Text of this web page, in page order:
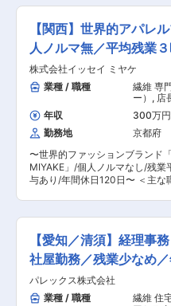
STRAWBERRY-FIELDS ・
FIELDS ・UNIVERVAL MUSE
https://strawberry-fieldsofficial.com/ ■
力 ・SNSの反応や売上数字を通
実感できる ・企画から実行まで
組める ・ブランド発信と店舗集
務体制の中で、SNS×EC領域の
として期待されています。 ■働き方 ・本社勤務
を基本とし、店舗とも密に連携
に縛られない柔軟な運用 ・実務
用スキルも習得可能 ■キャリアパス SNS・ECの
運用担当として経験を積み、将
ンを目指せます。 ■企業魅力 自社ブランドの世
界観を大切にし、店舗と本社が
範囲：会社の定める業務
ズや嗜好を引き出しお客さまの
イッセイ ミヤケの価値に共感し
購入に繋げています。 ・着用
段とは違う自分に出会ってもら
図や技術を伝えたり、コーディ
て使用場面や用途を広げていま
った商品の発注 ・自店舗のお客
シーズン毎に発注します。 スト
発注権が与えられており、レイ
画、お客様に何をどのように提
ッフ全員で意見を出し合います
案 ・発注した商品を実際にどの
計画し、予算達成を目指します
を・どのよう・いくつ」という
て接客販売を行っています。
プランの考案 ・自店のお客様を
ンドの販促指針に沿って発注し
にレイアウトするか検討します
やお客様の動向なども考慮し変
その他 検品/在庫管理/売上管理/
理 ＜魅力ポイント＞ ■商品を販売するだけでな
くイッセイミヤケのものづくり
【関西】世界的アパレ
人ノルマ無／平均残業
株式会社イッセイ ミヤケ
業種 / 職種
繊維 専
ー） , 店
年収
300万円
勤務地
京都府
〜世界的ファッションブランド
MIYAKE」/個人ノルマなし/残
与あり/年間休日120日〜 ＜主
ズや嗜好を引き出しお客さまの
イッセイ ミヤケの価値に共感し
購入に繋げています。 ・着用
段とは違う自分に出会ってもら
図や技術を伝えたり、コーディ
て使用場面や用途を広げていま
った商品の発注 ・自店舗のお客
【愛知／清須】経理事
社屋勤務／残業少なめ
パレックス株式会社
業種 / 職種
繊維 住